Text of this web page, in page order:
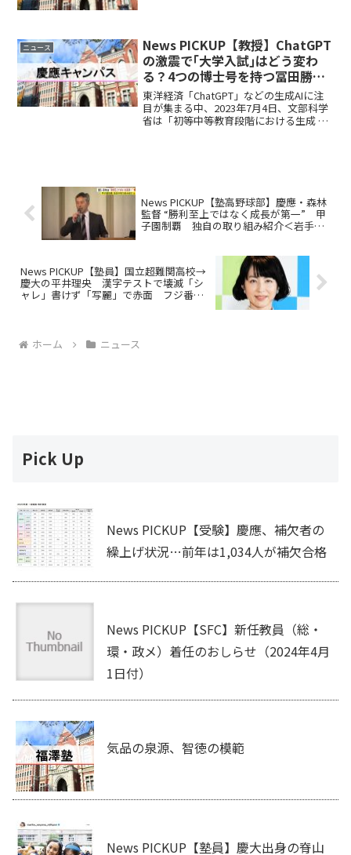
ニュース
News PICKUP【教授】ChatGPT
の激震で｢大学入試｣はどう変わ
る？4つの博士号を持つ冨田勝が
今思うこと 生成AIの普及で問われ
る｢人間としての価値｣
東洋経済「ChatGPT」などの生成AIに注
目が集まる中、2023年7月4日、文部科学
省は「初等中等教育段階における生成 AI
News PICKUP【塾高野球部】慶應・森林
監督 “勝利至上ではなく成長が第一” 甲
子園制覇 独自の取り組み紹介＜岩手・
News PICKUP【塾員】国立超難関高校→
慶大の平井理央 漢字テストで壊滅「シ
ャレ」書けず「写麗」で赤面 フジ番組
ホーム ニュース
Pick Up
News PICKUP【受験】慶應、補欠者の
繰上げ状況…前年は1,034人が補欠合格
News PICKUP【SFC】新任教員（総・
環・政メ）着任のおしらせ（2024年4月
1日付）
気品の泉源、智徳の模範
News PICKUP【塾員】慶大出身の脊山